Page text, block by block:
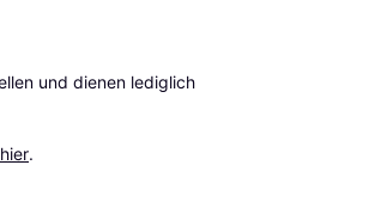
und dienen lediglich
.